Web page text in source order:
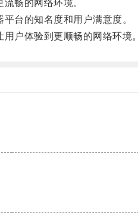
畅的网络环境。
台的知名度和用户满意度。
户体验到更顺畅的网络环境。